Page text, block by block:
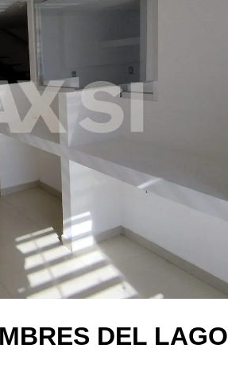
DEL LAGO